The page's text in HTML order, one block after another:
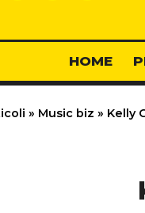
HOME
» Music biz » Kelly